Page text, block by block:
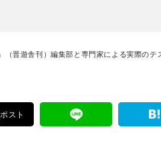
な性能を見極め、その良し悪しをありの
（晋遊舎刊）編集部と専門家による実際の
ポスト